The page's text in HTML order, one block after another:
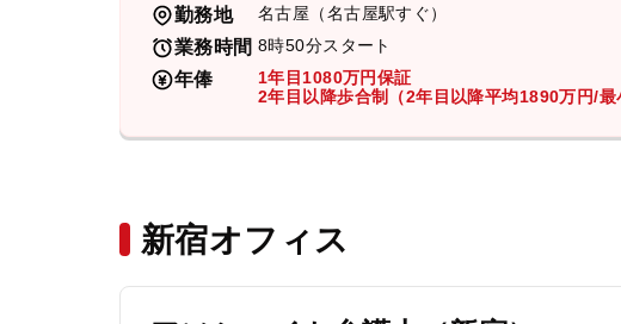
勤務地 名古屋（名古屋駅すぐ）
業務時間 8時50分スタート
年俸
1年目1080万円保証
2年目以降歩合制（2年目以降平均1890万円/最
新宿オフィス